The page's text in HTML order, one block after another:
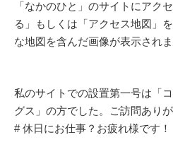
「なかのひと」のサイトにアク
る」もしくは「アクセス地図」
な地図を含んだ画像が表示されま
私のサイトでの設置第一号は「
グス」の方でした。ご訪問あり
# 休日にお仕事？お疲れ様です！